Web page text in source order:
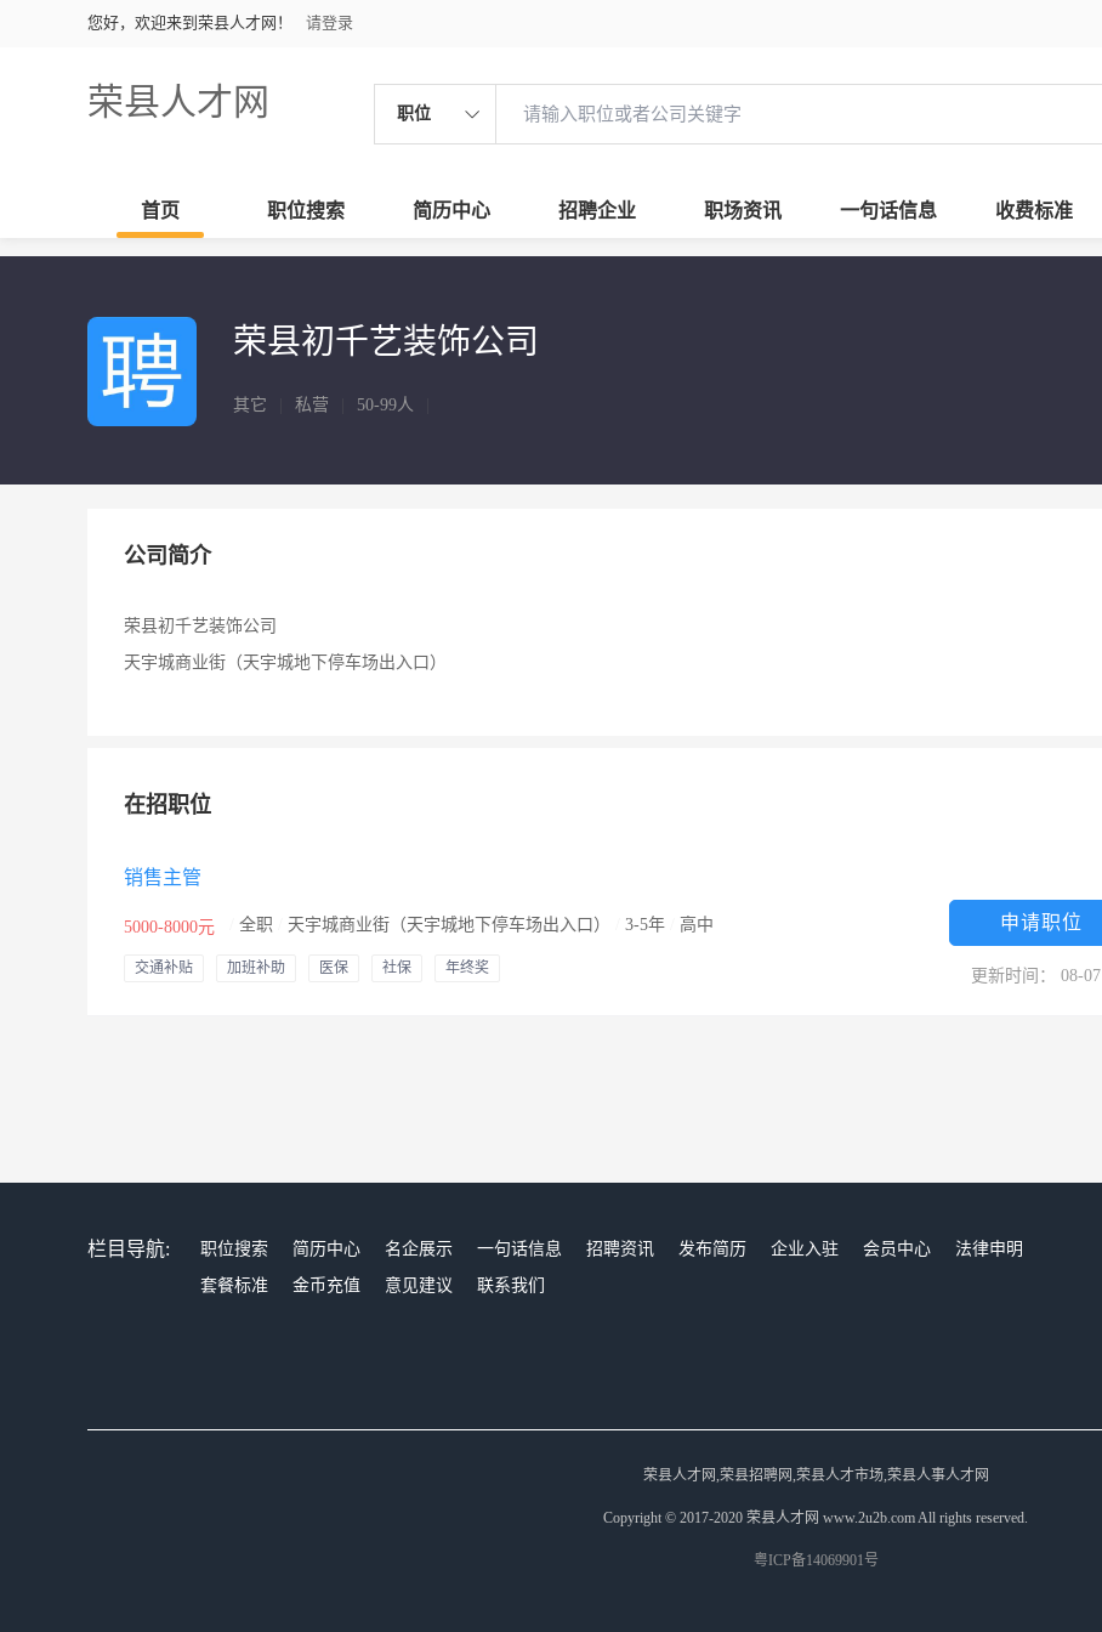
您好，欢迎来到荣县人才网！ 请登录
荣县人才网 职位
首页 职位搜索 简历中心 招聘企业 职场资讯 一句话信息 收费标准
荣县初千艺装饰公司
其它 私营 50-99人
公司简介
荣县初千艺装饰公司
天宇城商业街（天宇城地下停车场出入口）
在招职位
销售主管
5000-8000元 全职 天宇城商业街（天宇城地下停车场出入口） 3-5年 高中
交通补贴 加班补助 医保 社保 年终奖
申请职位
更新时间： 08-07
栏目导航: 职位搜索 简历中心 名企展示 一句话信息 招聘资讯 发布简历 企业入驻 会员中心
法律申明
套餐标准
金币充值 意见建议 联系我们
荣县人才网,荣县招聘网,荣县人才市场,荣县人事人才网
Copyright © 2017-2020 荣县人才网 www.2u2b.com All rights reserved.
粤ICP备14069901号